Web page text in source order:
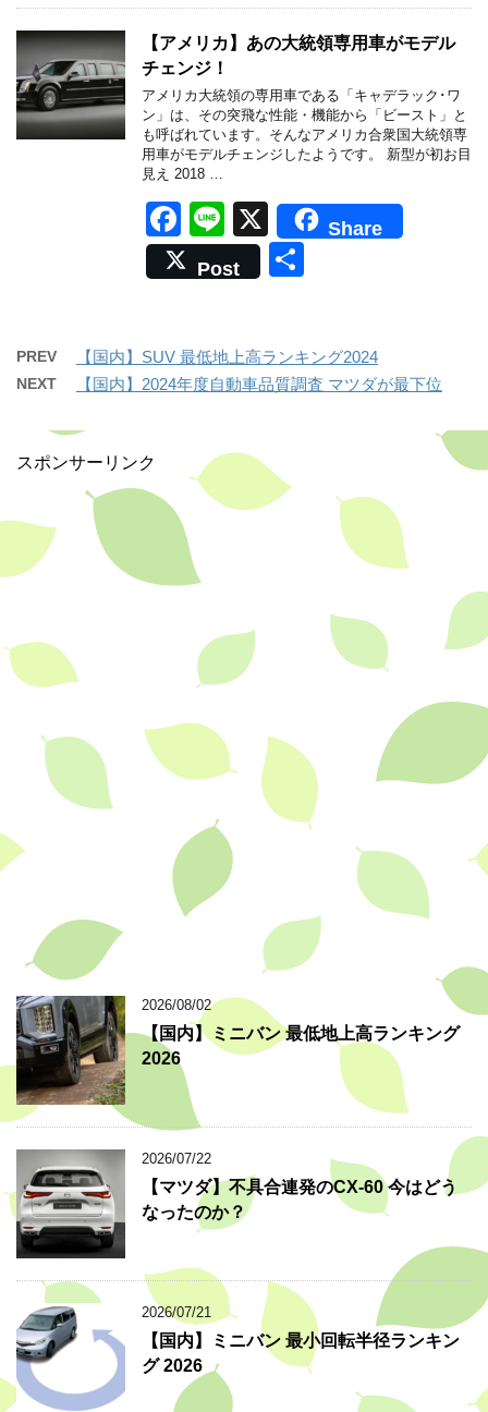
e
b
o
o
k
【アメリカ】あの大統領専用車がモデル
チェンジ！
アメリカ大統領の専用車である「キャデラック･ワ
ン」は、その突飛な性能・機能から「ビースト」と
も呼ばれています。そんなアメリカ合衆国大統領専
用車がモデルチェンジしたようです。 新型が初お目
見え 2018 …
F
a
c
b
o
Li
n
e
X
Share
Post
PREV 【国内】SUV 最低地上高ランキング2024
NEXT 【国内】2024年度自動車品質調査 マツダが最下位
スポンサーリンク
2026/08/02
【国内】ミニバン 最低地上高ランキング
2026
2026/07/22
【マツダ】不具合連発のCX-60 今はどう
なったのか？
2026/07/21
【国内】ミニバン 最小回転半径ランキン
グ 2026